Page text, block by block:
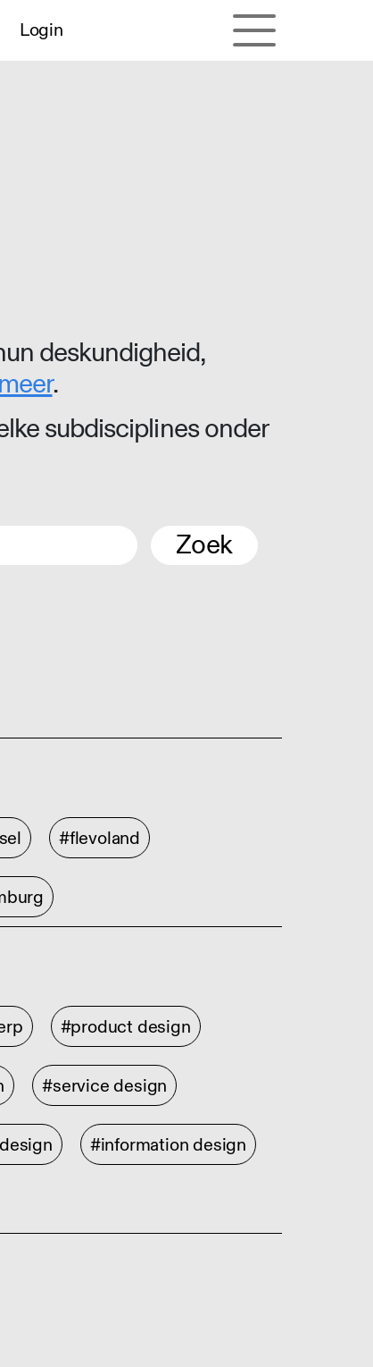
Login
deskundigheid,
meer.
subdisciplines onder
Zoek
#flevoland
#product design
#service design
#information design